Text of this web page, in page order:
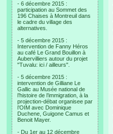
- 6 décembre 2015 :
participation au Sommet des
196 Chaises à Montreuil dans
le cadre du village des
alternatives.
- 5 décembre 2015 :
Intervention de Fanny Héros
au café Le Grand Bouillon à
Aubervilliers autour du projet
"Tuvalu: ici / ailleurs".
- 5 décembre 2015 :
intervention de Gilliane Le
Gallic au Musée national de
l’histoire de l’immigration, à la
projection-débat organisee par
l’OIM avec Dominique
Duchene, Guigone Camus et
Benoit Mayer.
- Du 1er au 12 décembre